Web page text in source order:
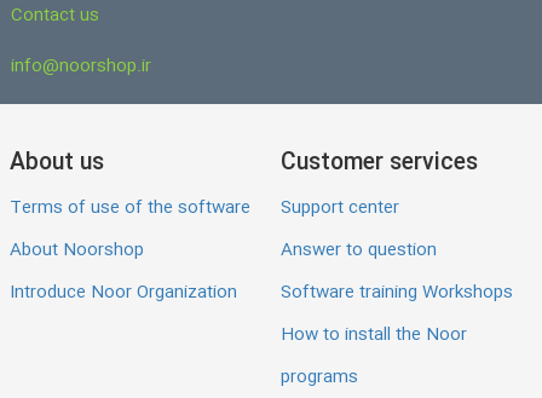
Contact us
info@noorshop.ir
About us
Terms of use of the software
About Noorshop
Introduce Noor Organization
Customer services
Support center
Answer to question
Software training Workshops
How to install the Noor
programs